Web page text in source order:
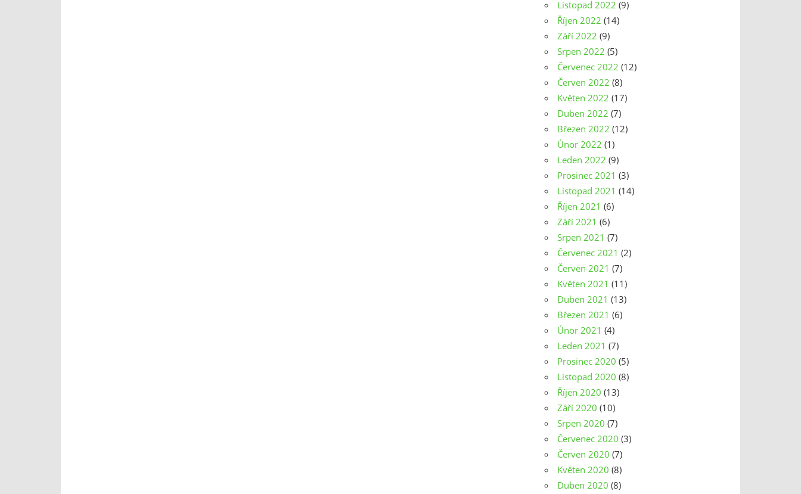
Listopad 2022 (9)
Říjen 2022 (14)
Září 2022 (9)
Srpen 2022 (5)
Červenec 2022 (12)
Červen 2022 (8)
Květen 2022 (17)
Duben 2022 (7)
Březen 2022 (12)
Únor 2022 (1)
Leden 2022 (9)
Prosinec 2021 (3)
Listopad 2021 (14)
Říjen 2021 (6)
Září 2021 (6)
Srpen 2021 (7)
Červenec 2021 (2)
Červen 2021 (7)
Květen 2021 (11)
Duben 2021 (13)
Březen 2021 (6)
Únor 2021 (4)
Leden 2021 (7)
Prosinec 2020 (5)
Listopad 2020 (8)
Říjen 2020 (13)
Září 2020 (10)
Srpen 2020 (7)
Červenec 2020 (3)
Červen 2020 (7)
Květen 2020 (8)
Duben 2020 (8)